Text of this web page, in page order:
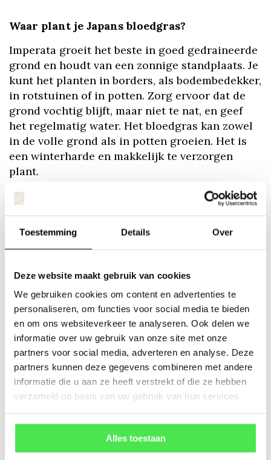
Toestemming Details Over
Deze website maakt gebruik van cookies
We gebruiken cookies om content en advertenties te
personaliseren, om functies voor social media te bieden
en om ons websiteverkeer te analyseren. Ook delen we
informatie over uw gebruik van onze site met onze
partners voor social media, adverteren en analyse. Deze
partners kunnen deze gegevens combineren met andere
informatie die u aan ze heeft verstrekt of die ze hebben
verzameld op basis van uw gebruik van hun services.
Alles toestaan
Waar plant je Japans bloedgras?
Imperata groeit het beste in goed gedraineerde
grond en houdt van een zonnige standplaats. Je
kunt het planten in borders, als bodembedekker,
in rotstuinen of in potten. Zorg ervoor dat de
grond vochtig blijft, maar niet te nat, en geef
het regelmatig water. Het bloedgras kan zowel
in de volle grond als in potten groeien. Het is
een winterharde en makkelijk te verzorgen
plant.
Wanneer snoei je imperata?
Imperata wordt meestal gesnoeid in het late
gesnoeid in de herfst na de bloei. Het is
belangrijk om dode, beschadigde of zieke
stengels te verwijderen en de plant te verjongen
door oudere stengels tot aan de grond af te
knippen. Ook kan de plant worden gesnoeid om
de vorm te behouden en te voorkomen dat het
overmatig uitgroeit.
Waarmee combineer je Japans siergras?
Japans siergras kan worden gecombineerd met
mooie en interessante tuincombinatie. Enkele
suggesties voor planten die goed samengaan